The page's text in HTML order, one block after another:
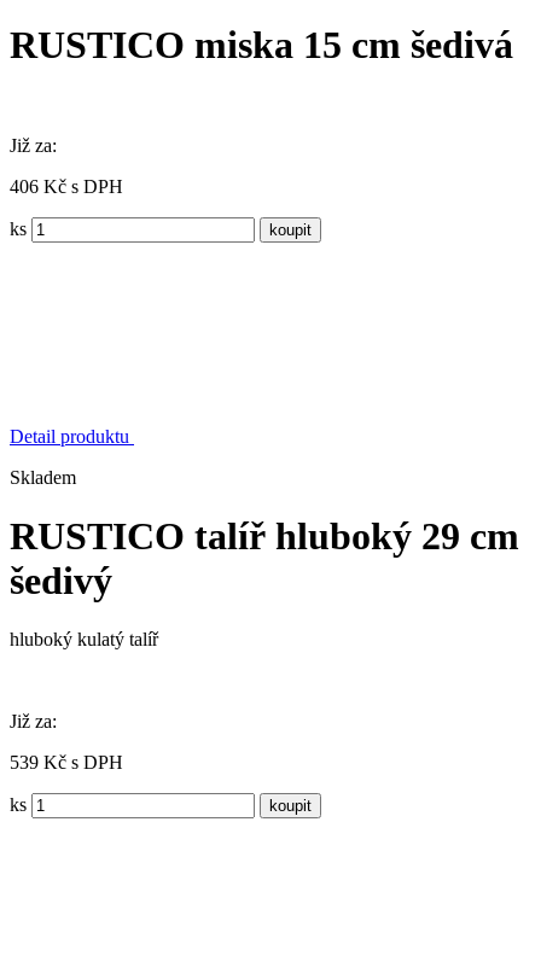
RUSTICO miska 15 cm šedivá
Již za:
406 Kč s DPH
ks
Detail produktu
Skladem
RUSTICO talíř hluboký 29 cm
šedivý
hluboký kulatý talíř
Již za:
539 Kč s DPH
ks